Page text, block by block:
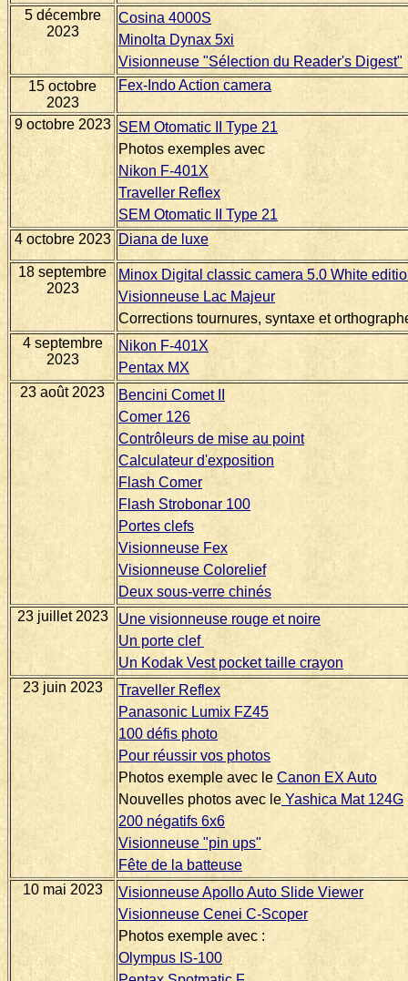
5 décembre
2023
Cosina 4000S
Minolta Dynax 5xi
Visionneuse "Sélection du Reader's Digest"
15 octobre
2023
Fex-Indo Action camera
9 octobre 2023 SEM Otomatic II Type 21
Photos exemples avec
Nikon F-401X
Traveller Reflex
SEM Otomatic II Type 21
4 octobre 2023
Diana de luxe
18 septembre
2023
Minox Digital classic camera 5.0 White
Visionneuse Lac Majeur
Corrections tournures, syntaxe et
4 septembre
2023
Nikon F-401X
Pentax MX
23 août 2023
Bencini Comet II
Comer 126
Contrôleurs de mise au point
Calculateur d'exposition
Flash Comer
Flash Strobonar 100
Portes clefs
Visionneuse Fex
Visionneuse Colorelief
Deux sous-verre chinés
23 juillet 2023
Une visionneuse rouge et noire
Un porte clef
Un Kodak Vest pocket taille crayon
23 juin 2023
Traveller Reflex
Panasonic Lumix FZ45
100 défis photo
Pour réussir vos photos
Photos exemple avec le Canon EX Auto
Nouvelles photos avec le Yashica Mat 124G
200 négatifs 6x6
Visionneuse "pin ups"
Fête de la batteuse
10 mai 2023
Visionneuse Apollo Auto Slide Viewer
Visionneuse Cenei C-Scoper
Photos exemple avec :
Olympus IS-100